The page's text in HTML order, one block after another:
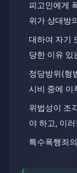
피고인에게
위가 상대방
대하여 자기
당한 이유 있
정당방위(형
시비 중에 이
위법성이 조
야 하고, 이
특수폭행죄